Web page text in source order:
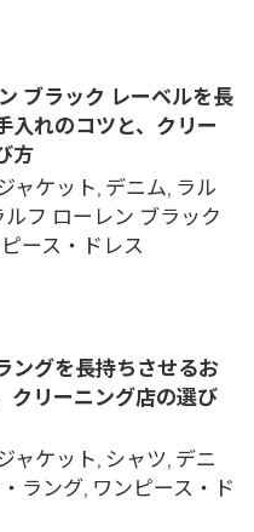
ブラック レーベルを長
入れのコツと、クリー
方
ャケット, デニム, ラル
ルフ ローレン ブラック
ース・ドレス
ングを長持ちさせるお
クリーニング店の選び
ャケット, シャツ, デニ
ラング, ワンピース・ド